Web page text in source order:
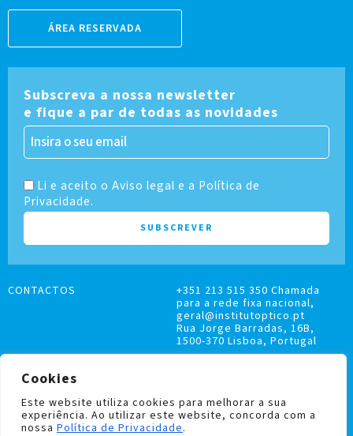
Cookies
Este website utiliza cookies para melhorar a sua
experiência. Ao utilizar este website, concorda com a
nossa Política de Privacidade.
ÁREA RESERVADA
Subscreva a nossa newsletter
e fique a par de todas as novidades
Li e aceito o Aviso legal e a Política de
Privacidade.
LIVRO DE RECLAMAÇÕES
CONTACTOS
+351 213 515 350 Chamada
para a rede fixa nacional,
geral@institutoptico.pt
Rua Jorge Barradas, 16B,
1500-370 Lisboa, Portugal